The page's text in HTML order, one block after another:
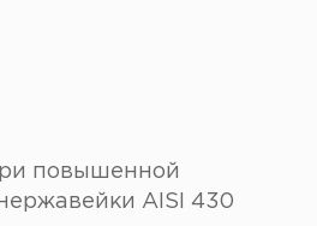
повышенной
AISI 430